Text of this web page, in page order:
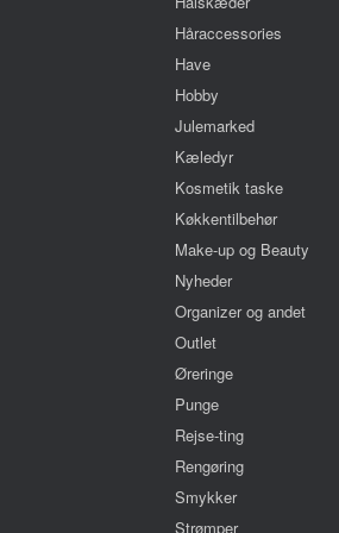
Håraccessories
Have
Hobby
Julemarked
Kæledyr
Kosmetik taske
Køkkentilbehør
Make-up og Beauty
Nyheder
Organizer og andet
Outlet
Øreringe
Punge
Rejse-ting
Rengøring
Smykker
Strømper